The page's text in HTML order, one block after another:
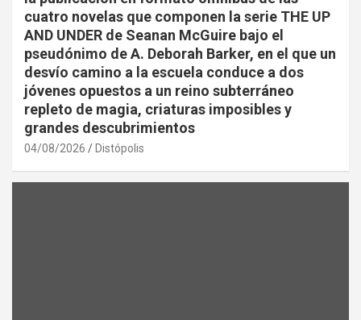
cuatro novelas que componen la serie THE UP
AND UNDER de Seanan McGuire bajo el
pseudónimo de A. Deborah Barker, en el que un
desvío camino a la escuela conduce a dos
jóvenes opuestos a un reino subterráneo
repleto de magia, criaturas imposibles y
grandes descubrimientos
04/08/2026 Distópolis